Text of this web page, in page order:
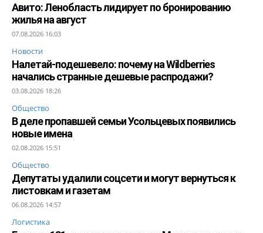
Авито: Ленобласть лидирует по бронированию
жилья на август
07.08.2026 16:03
Новости
Налетай-подешевело: почему на Wildberries
начались странные дешевые распродажи?
03.08.2026 18:26
Общество
В деле пропавшей семьи Усольцевых появились
новые имена
02.08.2026 15:51
Общество
Депутаты удалили соцсети и могут вернуться к
листовкам и газетам
06.08.2026 14:57
Логистика